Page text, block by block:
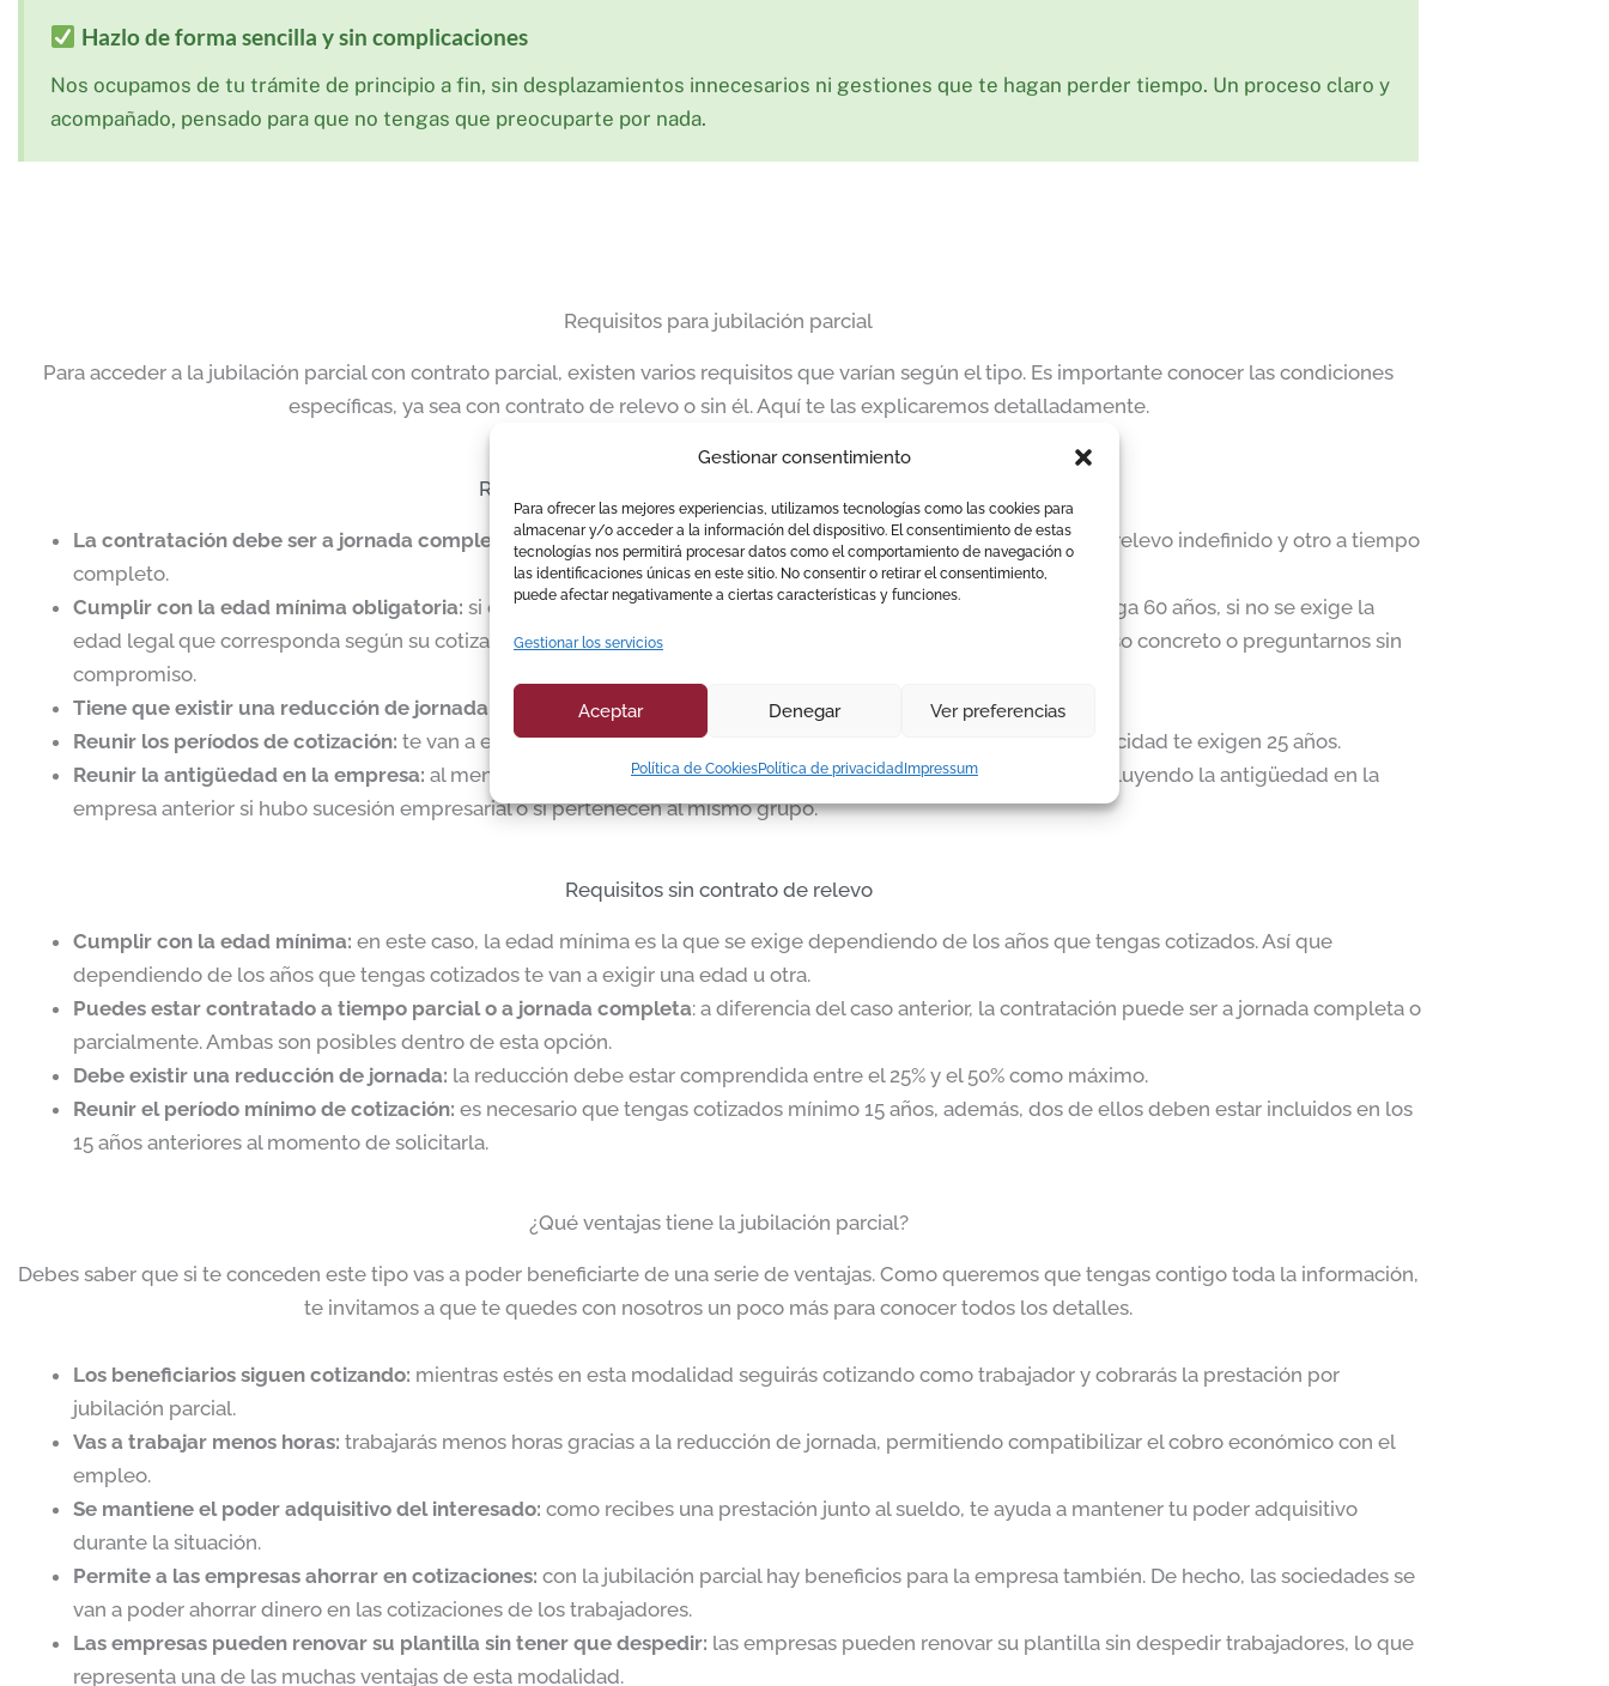
Gestionar consentimiento
Para ofrecer las mejores experiencias, utilizamos tecnologías como las cookies para
almacenar y/o acceder a la información del dispositivo. El consentimiento de estas
tecnologías nos permitirá procesar datos como el comportamiento de navegación o
las identificaciones únicas en este sitio. No consentir o retirar el consentimiento,
puede afectar negativamente a ciertas características y funciones.
Gestionar los servicios
Aceptar Denegar Ver preferencias
Política de CookiesPolítica de privacidad Impressum
Hazlo de forma sencilla y sin complicaciones
Nos ocupamos de tu trámite de principio a fin, sin desplazamientos innecesarios ni gestiones que te hagan perder tiempo. Un proceso claro y
acompañado, pensado para que no tengas que preocuparte por nada.
Requisitos para jubilación parcial
Para acceder a la jubilación parcial con contrato parcial, existen varios requisitos que varían según el tipo. Es importante conocer las condiciones
específicas, ya sea con contrato de relevo o sin él. Aquí te las explicaremos detalladamente.
Requisitos jubilación parcial con contrato de relevo
La contratación debe ser a jornada completa : además, se tiene que realizar simultáneamente un contrato de relevo indefinido y otro a tiempo
completo.
Cumplir con la edad mínima obligatoria: si el trabajador tiene la condición de mutualista se va a exigir que tenga 60 años, si no se exige la
edad legal que corresponda según su cotización. Puedes visitar el resto de nuestra página para encontrar tu caso concreto o preguntarnos sin
compromiso.
Tiene que existir una reducción de jornada:
debe ser entre el 25% y el 50% como máximo.
Reunir los períodos de cotización: te van a exigir un período de cotización de 33 años, aunque si tienes discapacidad te exigen 25 años.
Reunir la antigüedad en la empresa: al menos debes estar trabajando 6 años previos a la jubilación parcial, incluyendo la antigüedad en la
empresa anterior si hubo sucesión empresarial o si pertenecen al mismo grupo.
Requisitos sin contrato de relevo
Cumplir con la edad mínima: en este caso, la edad mínima es la que se exige dependiendo de los años que tengas cotizados. Así que
dependiendo de los años que tengas cotizados te van a exigir una edad u otra.
Puedes estar contratado a tiempo parcial o a jornada completa: a diferencia del caso anterior, la contratación puede ser a jornada completa o
parcialmente. Ambas son posibles dentro de esta opción.
Debe existir una reducción de jornada: la reducción debe estar comprendida entre el 25% y el 50% como máximo.
Reunir el período mínimo de cotización: es necesario que tengas cotizados mínimo 15 años, además, dos de ellos deben estar incluidos en los
15 años anteriores al momento de solicitarla.
¿Qué ventajas tiene la jubilación parcial?
Debes saber que si te conceden este tipo vas a poder beneficiarte de una serie de ventajas. Como queremos que tengas contigo toda la información,
te invitamos a que te quedes con nosotros un poco más para conocer todos los detalles.
Los beneficiarios siguen cotizando: mientras estés en esta modalidad seguirás cotizando como trabajador y cobrarás la prestación por
jubilación parcial.
Vas a trabajar menos horas: trabajarás menos horas gracias a la reducción de jornada, permitiendo compatibilizar el cobro económico con el
empleo.
Se mantiene el poder adquisitivo del interesado: como recibes una prestación junto al sueldo, te ayuda a mantener tu poder adquisitivo
durante la situación.
Permite a las empresas ahorrar en cotizaciones: con la jubilación parcial hay beneficios para la empresa también. De hecho, las sociedades se
van a poder ahorrar dinero en las cotizaciones de los trabajadores.
Las empresas pueden renovar su plantilla sin tener que despedir: las empresas pueden renovar su plantilla sin despedir trabajadores, lo que
representa una de las muchas ventajas de esta modalidad.